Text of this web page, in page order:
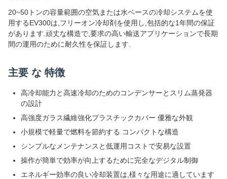
20~50トンの容量範囲の空気または水ベースの冷却システムを使
用するEV300は,フリーオン冷却剤を使用し,包括的な1年間の保証
があります.頑丈な構造で,要求の高い輸送アプリケーションで長期
間の運用のために耐久性を保証します.
主要 な 特徴
高冷却能力と高速冷却のためのコンデンサーとスリム蒸発器
の設計
高強度ガラス繊維強化プラスチックカバー 優雅な外観
小規模で軽量で燃料を節約する コンパクトな構造
シンプルなメンテナンスと低運用コストで安易な設置
操作が簡単で効率が向上するために完全なデジタル制御
エネルギー効率の良い冷却装置は,様々な用途に適しています